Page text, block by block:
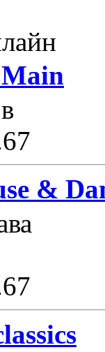
&